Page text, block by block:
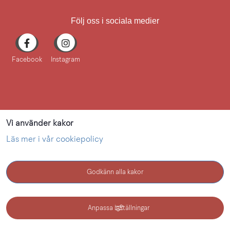
Vi använder kakor
Läs mer i vår cookiepolicy
Godkänn alla kakor
Anpassa inställningar
Följ oss i sociala medier
Facebook Instagram
Kultur i Lidköping - en webbplats inom Lidköping kommun